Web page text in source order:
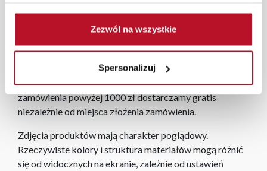
Zezwól na wszystkie
Spersonalizuj
przygotują kompleksową wizualizację Państwa
pomieszczenia wraz z wyceną. Każde zamówienie
roboczych na terenie całej Polski. W przypadku
zamówień internetowych czas dostawy wynosi do 5 dni
roboczych, również na terenie całego kraju. Wszystkie
zamówienia powyżej 1000 zł dostarczamy gratis
niezależnie od miejsca złożenia zamówienia.
Zdjęcia produktów mają charakter poglądowy.
Rzeczywiste kolory i struktura materiałów mogą różnić
się od widocznych na ekranie, zależnie od ustawień